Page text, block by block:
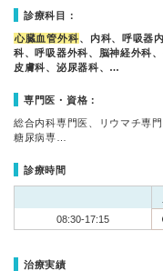
診療科目：
心臓血管外科、内科、呼吸器
科、呼吸器外科、脳神経外科
皮膚科、泌尿器科、…
専門医・資格：
総合内科専門医、リウマチ専
糖尿病専…
診療時間
08:30-17:15
治療実績